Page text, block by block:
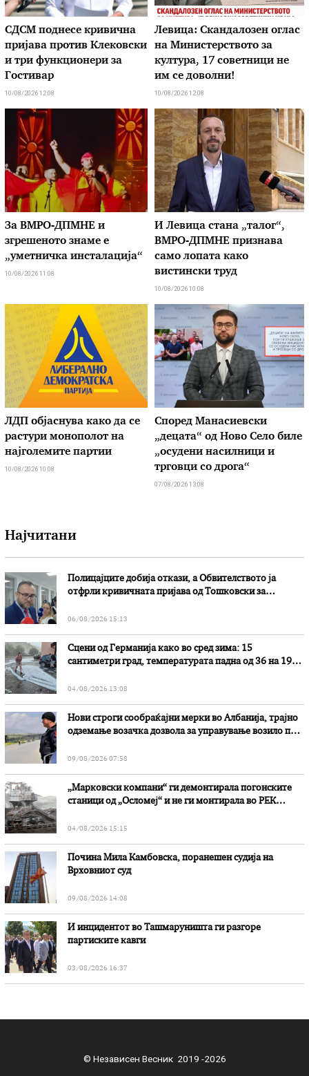
СДСМ поднесе кривична
пријава против Клековски
и три функционери за
Гостивар
10/08/2026 12:08
Левица: Скандалозен оглас
на Министерството за
култура, 17 советници не
им се доволни!
10/08/2026 12:08
За ВМРО-ДПМНЕ и
згрешеното знаме е
„уметничка инсталација“
10/08/2026 11:08
И Левица стана „талог“,
ВМРО-ДПМНЕ признава
само лопата како
вистински труд
10/08/2026 10:08
ЛДП објаснува како да се
растури монополот на
најголемите партии
10/08/2026 10:08
Според Манасиевски
„децата“ од Ново Село биле
„осудени насилници и
трговци со дрога“
07/08/2026 13:08
Најчитани
Полицајците добија откази, а Обвителството ја
отфрли кривичната пријава од Тошковски за
06/08/2026 15:13
Сцени од Германија како во сред зима: 15
сантиметри град, температурата падна од 36 на 19
04/08/2026 13:08
Нови строги сообраќајни мерки во Aлбанија, трајно
одземање возачка дозвола за управување возило под
09/08/2026 07:58
„Марковски компани“ ги демонтирала погонските
станици од „Осломеј“ и не ги монтирала во РЕК
04/08/2026 15:15
Почина Мила Камбовска, поранешен судија на
Врховниот суд
09/08/2026 14:08
И инцидентот во Ташмаруништa ги разгоре
партиските кавги
03/08/2026 16:37
© Независен Весник 2019 -2026